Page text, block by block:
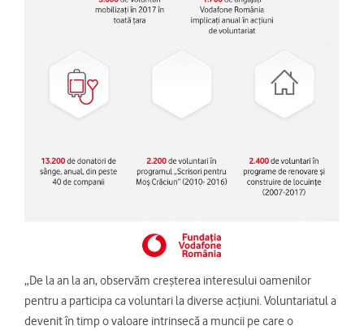
„De la an la an, observăm creșterea interesului oamenilor
pentru a participa ca voluntari la diverse acțiuni. Voluntariatul a
devenit în timp o valoare intrinsecă a muncii pe care o